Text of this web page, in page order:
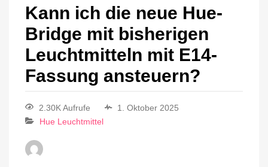
Kann ich die neue Hue-
Bridge mit bisherigen
Leuchtmitteln mit E14-
Fassung ansteuern?
2.30K Aufrufe
1. Oktober 2025
Hue Leuchtmittel